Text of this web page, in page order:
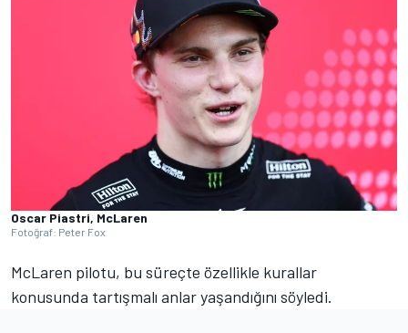
Oscar Piastri, McLaren
Fotoğraf: Peter Fox
McLaren pilotu, bu süreçte özellikle kurallar
konusunda tartışmalı anlar yaşandığını söyledi.